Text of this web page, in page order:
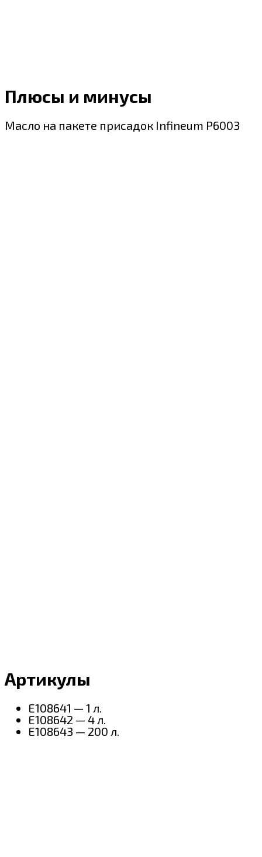
Плюсы и минусы
Масло на пакете присадок Infineum P6003
Артикулы
E108641 — 1 л.
E108642 — 4 л.
E108643 — 200 л.